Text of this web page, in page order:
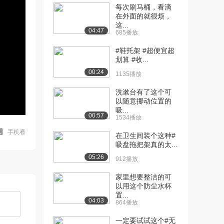
手机看
04:47
每次刷马桶，看滴
在外面的就很烦，
这...
685播放
00:24
#鞋托架 #超便宜超
划算 #收...
1135播放
00:57
洗漱台有了这个可
以随意挪动位置的
吸...
1534播放
05:26
在卫生间装个这种#
吸盘拖把架真的太...
912播放
04:03
家里想要整洁的可
以用这个防尘水杯
置...
864播放
一定要试试这个#无